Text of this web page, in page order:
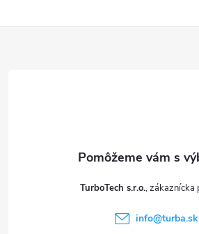
TurboTech s.r.o.
info@turba.sk